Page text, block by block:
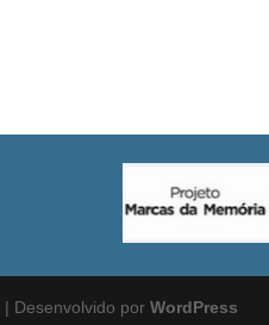
| Desenvolvido por WordPress